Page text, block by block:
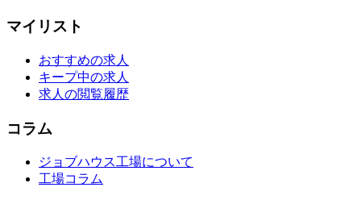
マイリスト
おすすめの求人
キープ中の求人
求人の閲覧履歴
コラム
ジョブハウス工場について
工場コラム